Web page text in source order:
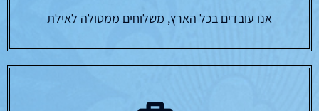
אנו עובדים בכל הארץ, משלוחים ממטולה לאילת